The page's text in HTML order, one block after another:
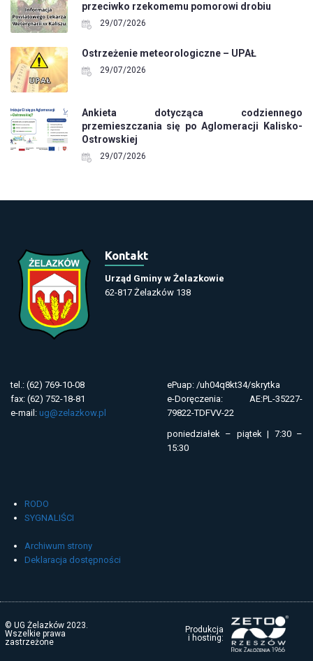
przeciwko rzekomemu pomorowi drobiu
29/07/2026
Ostrzeżenie meteorologiczne – UPAŁ
29/07/2026
Ankieta dotycząca codziennego
przemieszczania się po Aglomeracji Kalisko-
Ostrowskiej
29/07/2026
Kontakt
Urząd Gminy w Żelazkowie
62-817 Żelazków 138
tel.: (62) 769-10-08
fax: (62) 752-18-81
e-mail: ug@zelazkow.pl
ePuap: /uh04q8kt34/skrytka
e-Doręczenia: AE:PL-35227-
79822-TDFVV-22
poniedziałek – piątek | 7:30 –
15:30
RODO
SYGNALIŚCI
Archiwum strony
Deklaracja dostępności
© UG Żelazków 2023.
Wszelkie prawa
zastrzeżone
Produkcja
i hosting: